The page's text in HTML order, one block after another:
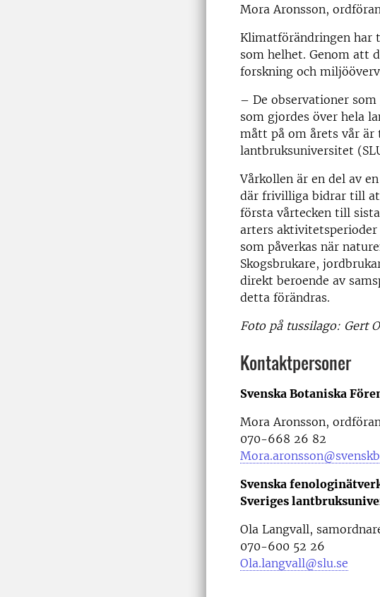
Mora Aronsson,
Klimatförändringen har
som helhet. Genom att
forskning och
– De observationer
som gjordes över hela
mått på om årets vår är
lantbruksuniversitet
Vårkollen är en del av
där frivilliga bidrar till
första vårtecken till
arters aktivitetsperioder
som påverkas när
Skogsbrukare,
direkt beroende av
detta förändras.
Foto på tussilago: Gert
Kontaktpersoner
Svenska Botaniska
Mora Aronsson,
070-668 26 82
Svenska
Sveriges
Ola Langvall,
070-600 52 26
Ola.langvall@slu.se